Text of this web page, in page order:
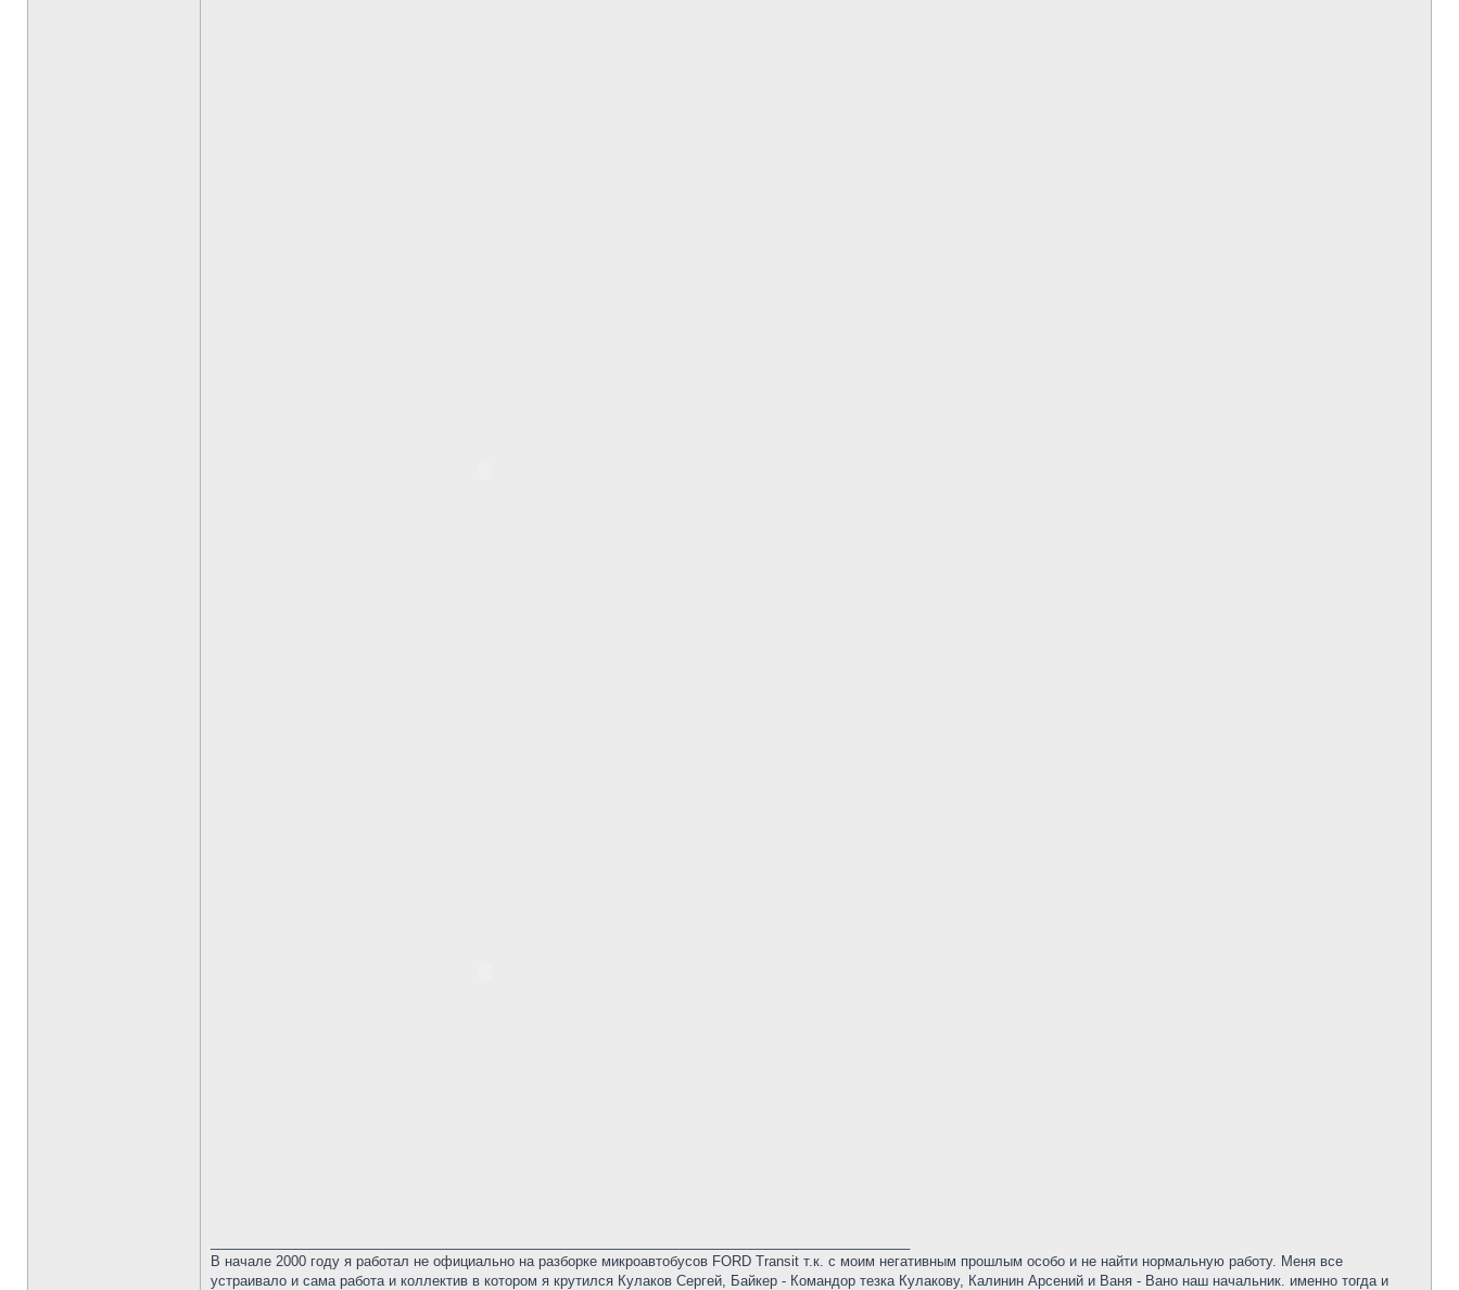
В начале 2000 году я работал не официально на разборке микроавтобусов FORD Transit т.к. с моим негативным прошлым особо и не найти нормальную работу. Меня все
устраивало и сама работа и коллектив в котором я крутился Кулаков Сергей, Байкер - Командор тезка Кулакову, Калинин Арсений и Ваня - Вано наш начальник. именно тогда и